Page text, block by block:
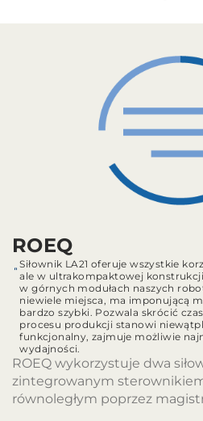
ROEQ
Siłownik LA21 oferuje wszystkie
ale w ultrakompaktowej
w górnych modułach naszych
niewiele miejsca, ma imponującą
bardzo szybki. Pozwala skrócić
procesu produkcji stanowi
funkcjonalny, zajmuje możliwie
wydajności.
ROEQ wykorzystuje dwa
zintegrowanym
równoległym poprzez